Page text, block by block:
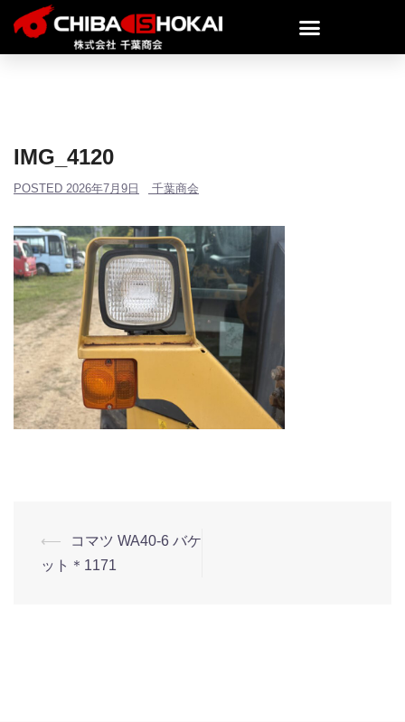
IMG_4120
POSTED 2026年7月9日 千葉商会
⟵
コマツ WA40-6 バケ
ット＊1171